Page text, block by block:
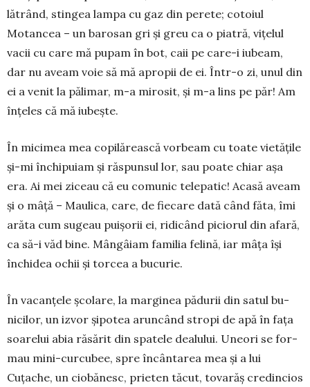
lătrând, stin­gea lampa cu gaz din pe­rete; cotoiul
Motancea – un barosan gri și greu ca o piatră, vițelul
vacii cu care mă pupam în bot, caii pe care-i iubeam,
dar nu aveam voie să mă apro­pii de ei. Într-o zi, unul din
ei a venit la pălimar, m-a mirosit, și m-a lins pe păr! Am
înțeles că mă iubește.
În micimea mea copilă­reas­că vorbeam cu toate vietă­țile
și-mi închipuiam și răs­pun­sul lor, sau poate chiar așa
era. Ai mei ziceau că eu co­mu­nic telepatic! Acasă aveam
și o mâță – Maulica, care, de fie­care dată când făta, îmi
arăta cum sugeau puișorii ei, ridi­când piciorul din afară,
ca să-i văd bine. Mângâiam familia fe­lină, iar mâța își
închidea ochii și torcea a bucurie.
În vacanțele școlare, la mar­­ginea pădurii din satul bu­
nicilor, un izvor șipotea arun­când stropi de apă în fața
soa­relui abia răsărit din spatele dealului. Uneori se for­
mau mi­ni-curcubee, spre încântarea mea și a lui
Cuțache, un cio­bă­nesc, prieten tăcut, to­varăș credincios